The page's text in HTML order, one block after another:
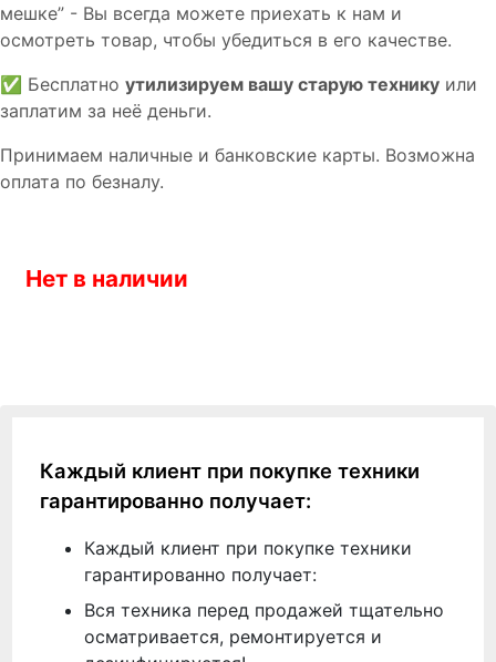
мешке” - Вы всегда можете приехать к нам и
осмотреть товар, чтобы убедиться в его качестве.
✅ Бесплатно утилизируем вашу старую технику или
заплатим за неё деньги.
Принимаем наличные и банковские карты. Возможна
оплата по безналу.
Нет в наличии
Каждый клиент при покупке техники
гарантированно получает:
Каждый клиент при покупке техники
гарантированно получает:
Вся техника перед продажей тщательно
осматривается, ремонтируется и